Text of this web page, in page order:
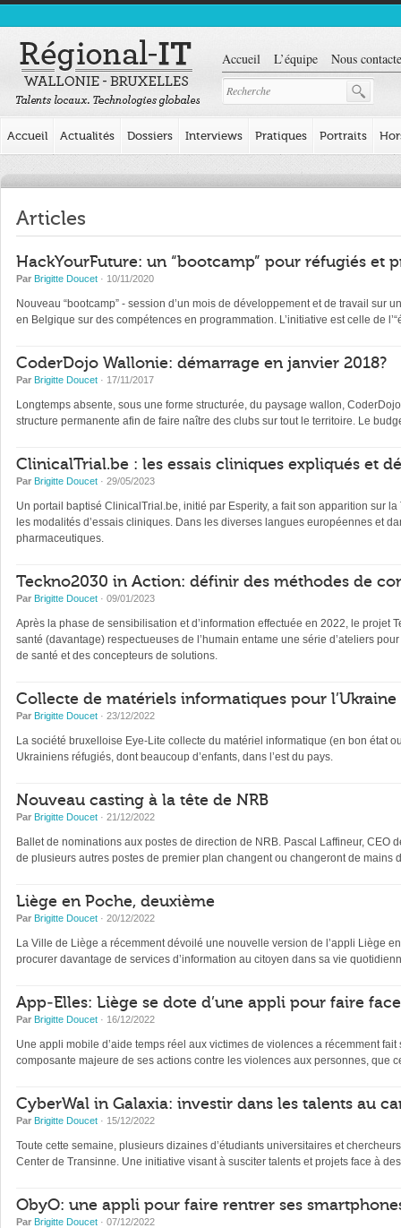
Accueil L’équipe Nous
Accueil Actualités Dossiers Interviews Pratiques Portraits
Articles
HackYourFuture: un “bootcamp” pour réfugiés et
Par Brigitte Doucet · 10/11/2020
Nouveau “bootcamp” - session d’un mois de développement et de travail
en Belgique sur des compétences en programmation. L’initiative est celle de
CoderDojo Wallonie: démarrage en janvier 2018?
Par Brigitte Doucet · 17/11/2017
Longtemps absente, sous une forme structurée, du paysage wallon,
structure permanente afin de faire naître des clubs sur tout le territoire. Le
ClinicalTrial.be : les essais cliniques expliqués et
Par Brigitte Doucet · 29/05/2023
Un portail baptisé ClinicalTrial.be, initié par Esperity, a fait son apparition sur
les modalités d’essais cliniques. Dans les diverses langues européennes et
pharmaceutiques.
Teckno2030 in Action: définir des méthodes de
Par Brigitte Doucet · 09/01/2023
Après la phase de sensibilisation et d’information effectuée en 2022, le projet
santé (davantage) respectueuses de l’humain entame une série d’ateliers
de santé et des concepteurs de solutions.
Collecte de matériels informatiques pour l’Ukraine
Par Brigitte Doucet · 23/12/2022
La société bruxelloise Eye-Lite collecte du matériel informatique (en bon état
Ukrainiens réfugiés, dont beaucoup d’enfants, dans l’est du pays.
Nouveau casting à la tête de NRB
Par Brigitte Doucet · 21/12/2022
Ballet de nominations aux postes de direction de NRB. Pascal Laffineur,
de plusieurs autres postes de premier plan changent ou changeront de mains
Liège en Poche, deuxième
Par Brigitte Doucet · 20/12/2022
La Ville de Liège a récemment dévoilé une nouvelle version de l’appli Liège
procurer davantage de services d’information au citoyen dans sa vie
App-Elles: Liège se dote d’une appli pour faire
Par Brigitte Doucet · 16/12/2022
Une appli mobile d’aide temps réel aux victimes de violences a récemment
composante majeure de ses actions contre les violences aux personnes, que
CyberWal in Galaxia: investir dans les talents au
Par Brigitte Doucet · 15/12/2022
Toute cette semaine, plusieurs dizaines d’étudiants universitaires et
Center de Transinne. Une initiative visant à susciter talents et projets face à
ObyO: une appli pour faire rentrer ses
Par Brigitte Doucet · 07/12/2022